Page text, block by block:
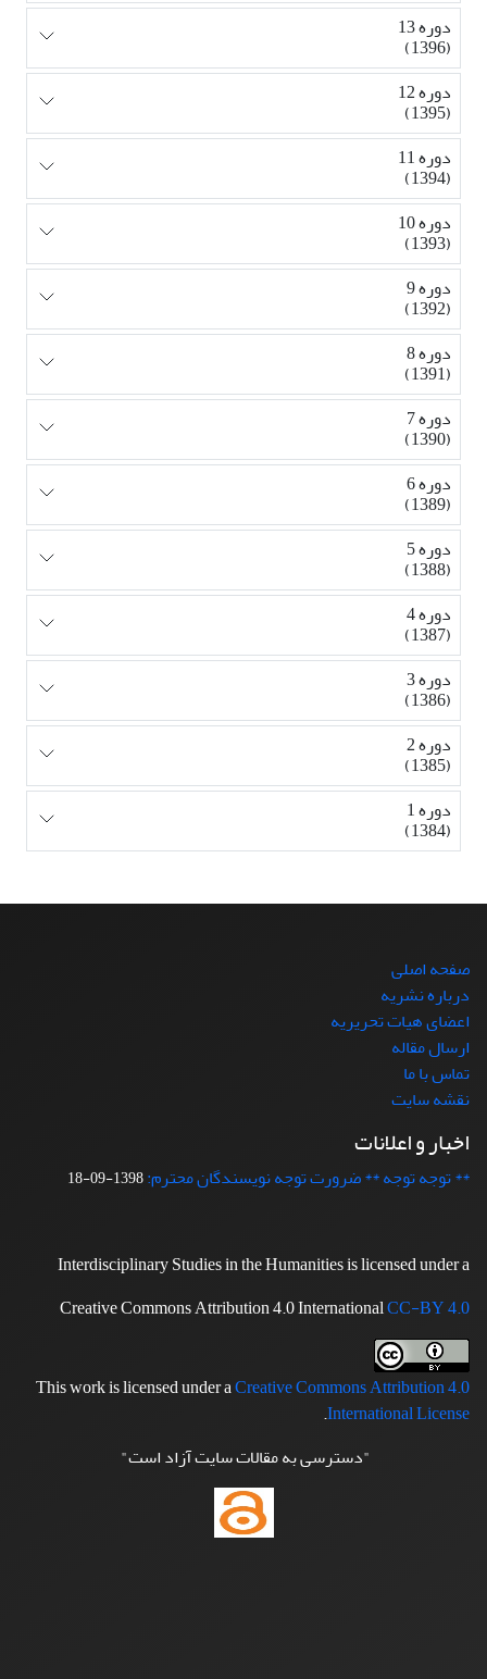
دوره 13
(1396)
دوره 12
(1395)
دوره 11
(1394)
دوره 10
(1393)
دوره 9
(1392)
دوره 8
(1391)
دوره 7
(1390)
دوره 6
(1389)
دوره 5
(1388)
دوره 4
(1387)
دوره 3
(1386)
دوره 2
(1385)
دوره 1
(1384)
صفحه اصلی
درباره نشریه
اعضای هیات تحریریه
ارسال مقاله
تماس با ما
نقشه سایت
اخبار و اعلانات
** توجه توجه ** ضرورت توجه نویسندگان محترم:1398-09-18
Interdisciplinary Studies in the Humanities is licensed under a
Creative Commons Attribution 4.0 InternationalCC-BY 4.0
This work is licensed under aCreative Commons Attribution 4.0
International License
.
"دسترسی به مقالات سایت آزاد است"